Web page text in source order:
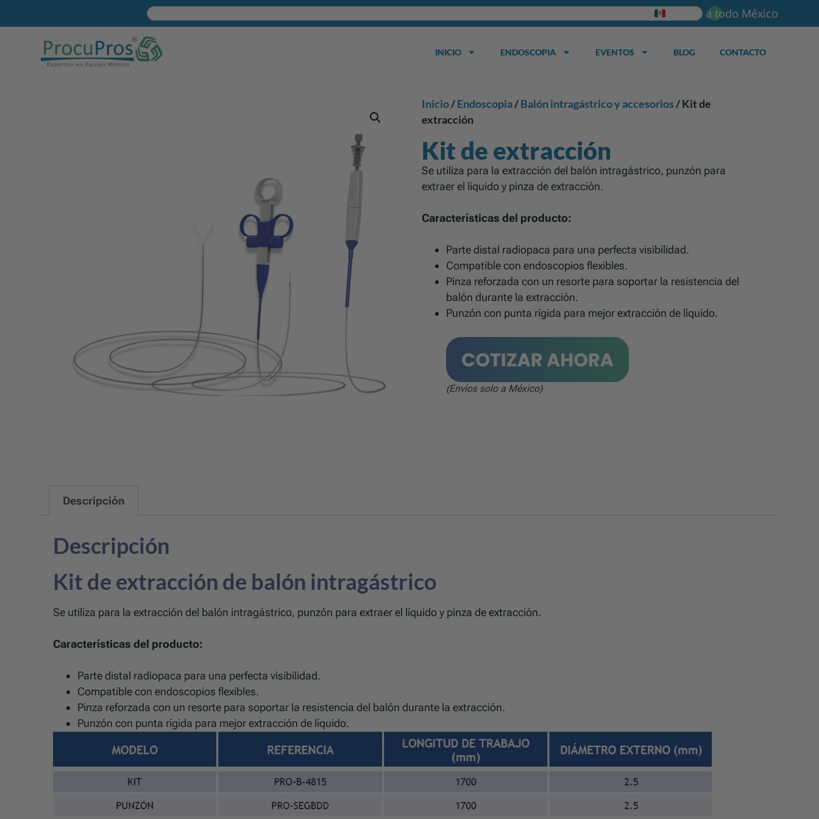
Envios a todo México
INICIO ENDOSCOPIA EVENTOS BLOG CONTACTO
Inicio/Endoscopia/Balón intragástrico y accesorios/ Kit de
extracción
Kit de extracción
Se utiliza para la extracción del balón intragástrico, punzón para
extraer el líquido y pinza de extracción.
Características del producto:
Parte distal radiopaca para una perfecta visibilidad.
Compatible con endoscopios flexibles.
Pinza reforzada con un resorte para soportar la resistencia del
balón durante la extracción.
Punzón con punta rígida para mejor extracción de líquido.
(Envíos solo a México)
Descripción
Descripción
Kit de extracción de balón intragástrico
Se utiliza para la extracción del balón intragástrico, punzón para extraer el líquido y pinza de extracción.
Características del producto:
Parte distal radiopaca para una perfecta visibilidad.
Compatible con endoscopios flexibles.
Pinza reforzada con un resorte para soportar la resistencia del balón durante la extracción.
Punzón con punta rígida para mejor extracción de líquido.